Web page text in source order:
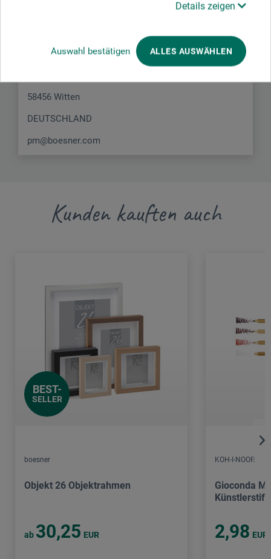
Details zeigen
Auswahl bestätigen ALLES AUSWÄHLEN
Hier finden Sie die Kontaktdaten des Herstellers zu
boesner GmbH holding + innovations
58456 Witten
DEUTSCHLAND
pm@boesner.com
Kunden kauften auch
BEST-
SELLER
boesner
Objekt 26 Objektrahmen
ab 30,25 EUR
KOH-I-NOOR
Gioconda
Künstlerstift
2,98 EUR